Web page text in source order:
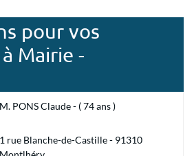
pour vos
Mairie -
M. PONS Claude - ( 74 ans )
1 rue Blanche-de-Castille - 91310